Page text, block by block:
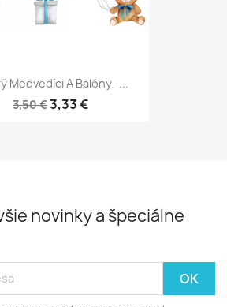
Medvedíci A Balóny -...
3,50 €3,33 €
novinky a špeciálne